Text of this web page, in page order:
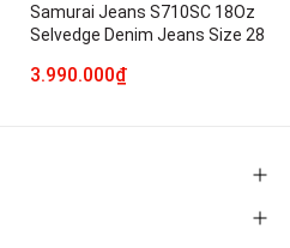
Samurai Jeans S710SC 18Oz
Selvedge Denim Jeans Size 28
3.990.000₫